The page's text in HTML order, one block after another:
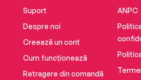
Suport
Despre noi
Creează un cont
Cum funcționează
Retragere din comandă
ANPC